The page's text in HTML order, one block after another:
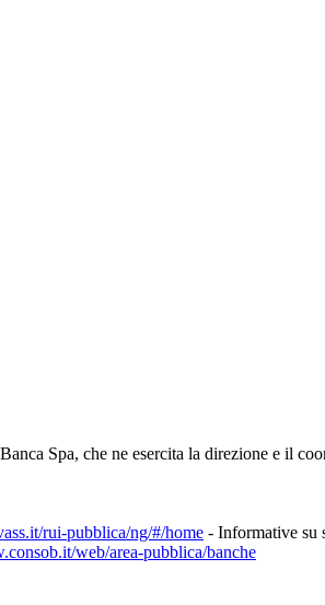
Spa, che ne esercita la direzione e il
rui-pubblica/ng/#/home - Informative su
web/area-pubblica/banche